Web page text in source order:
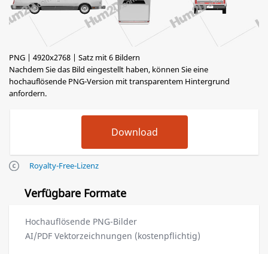
PNG | 4920x2768 | Satz mit 6 Bildern
Nachdem Sie das Bild eingestellt haben, können Sie eine
hochauflösende PNG-Version mit transparentem Hintergrund
anfordern.
Royalty-Free-Lizenz
Verfügbare Formate
Hochauflösende PNG-Bilder
AI/PDF Vektorzeichnungen (kostenpflichtig)